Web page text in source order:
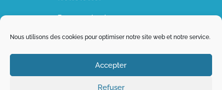
Nous utilisons des cookies pour optimiser notre site web et notre service.
Accepter
Refuser
Recevez toutes nos
S'abonner